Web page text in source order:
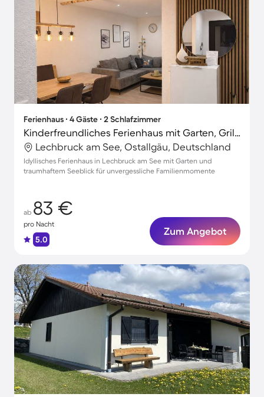
Ferienhaus ∙ 4 Gäste ∙ 2 Schlafzimmer
Kinderfreundliches Ferienhaus mit Garten, Grill und Terrasse | Bergblick | Haustiere sind willkommen
Lechbruck am See, Ostallgäu, Deutschland
Idyllisches Ferienhaus in Lechbruck am See mit Garten und
traumhaftem Seeblick für unvergessliche Familienmomente
ab 83 €
pro Nacht
5.0
Zum Angebot